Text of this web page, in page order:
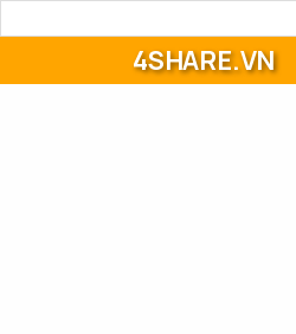
4SHARE.VN